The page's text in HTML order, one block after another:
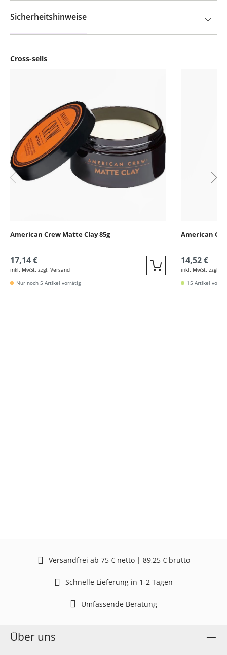
Cross-sells
American Crew Matte Clay 85g
17,14 €
inkl. MwSt. zzgl. Versand Quickbuy
Nur noch 5 Artikel vorrätig
American
14,52 €
inkl. MwSt. zzgl.
15 Artikel
Sicherheitshinweise
Versandfrei ab 75 € netto | 89,25 € brutto
Schnelle Lieferung in 1-2 Tagen
Umfassende Beratung
Über uns